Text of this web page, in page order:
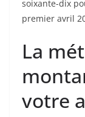
soixante-dix
premier avril
La
votre